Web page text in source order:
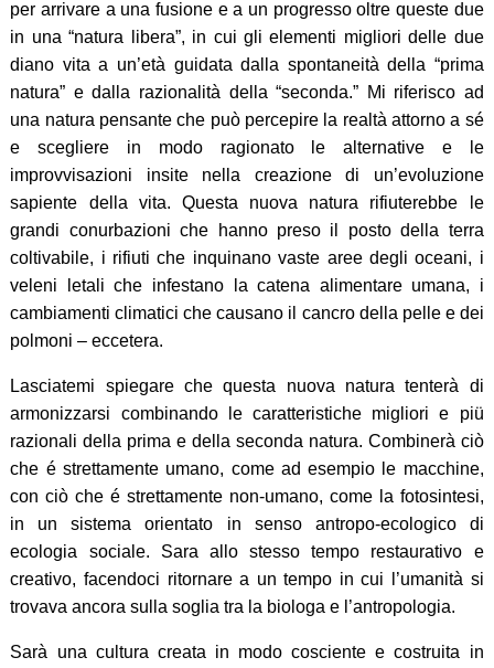
per arrivare a una fusione e a un progresso oltre queste due
in una “natura libera”, in cui gli elementi migliori delle due
diano vita a un’età guidata dalla spontaneità della “prima
natura” e dalla razionalità della “seconda.” Mi riferisco ad
una natura pensante che può percepire la realtà attorno a sé
e scegliere in modo ragionato le alternative e le
improvvisazioni insite nella creazione di un’evoluzione
sapiente della vita. Questa nuova natura rifiuterebbe le
grandi conurbazioni che hanno preso il posto della terra
coltivabile, i rifiuti che inquinano vaste aree degli oceani, i
veleni letali che infestano la catena alimentare umana, i
cambiamenti climatici che causano il cancro della pelle e dei
polmoni – eccetera.
Lasciatemi spiegare che questa nuova natura tenterà di
armonizzarsi combinando le caratteristiche migliori e piü
razionali della prima e della seconda natura. Combinerà ciò
che é strettamente umano, come ad esempio le macchine,
con ciò che é strettamente non-umano, come la fotosintesi,
in un sistema orientato in senso antropo-ecologico di
ecologia sociale. Sara allo stesso tempo restaurativo e
creativo, facendoci ritornare a un tempo in cui l’umanità si
trovava ancora sulla soglia tra la biologa e l’antropologia.
Sarà una cultura creata in modo cosciente e costruita in